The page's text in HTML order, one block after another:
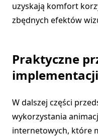
uzyskają komfort
zbędnych efektów
Praktyczne
implementacji
W dalszej części
wykorzystania
internetowych, które